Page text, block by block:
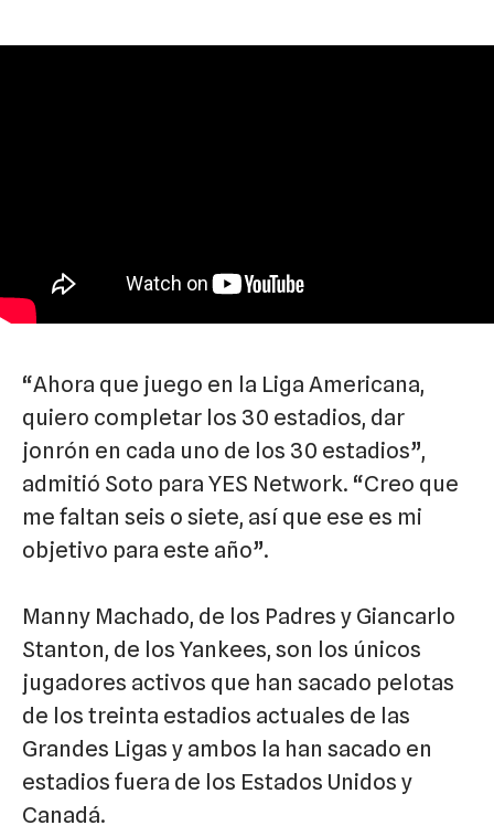
“Ahora que juego en la Liga Americana,
quiero completar los 30 estadios, dar
jonrón en cada uno de los 30 estadios”,
admitió Soto para YES Network. “Creo que
me faltan seis o siete, así que ese es mi
objetivo para este año”.
Manny Machado, de los Padres y Giancarlo
Stanton, de los Yankees, son los únicos
jugadores activos que han sacado pelotas
de los treinta estadios actuales de las
Grandes Ligas y ambos la han sacado en
estadios fuera de los Estados Unidos y
Canadá.